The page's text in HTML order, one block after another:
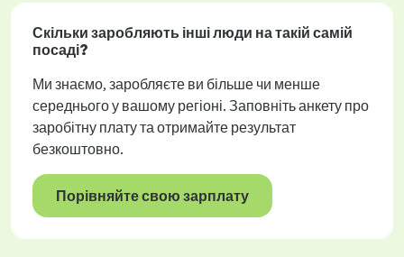
Скільки заробляють інші люди на такій самій
посаді?
Ми знаємо, заробляєте ви більше чи менше
середнього у вашому регіоні. Заповніть анкету про
заробітну плату та отримайте результат
безкоштовно.
Порівняйте свою зарплату